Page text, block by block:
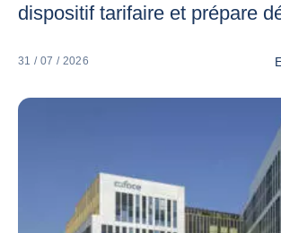
dispositif tarifaire et prépare
31 / 07 / 2026